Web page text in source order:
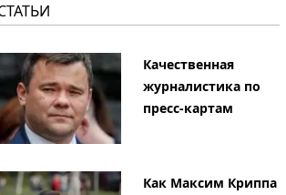
Качественная
журналистика по
пресс-картам
Как Максим Криппа